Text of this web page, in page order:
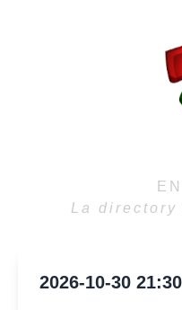
La directory
2026-10-30 21:30